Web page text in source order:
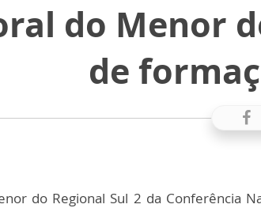
do Menor
de
do Regional Sul 2 da Conferência